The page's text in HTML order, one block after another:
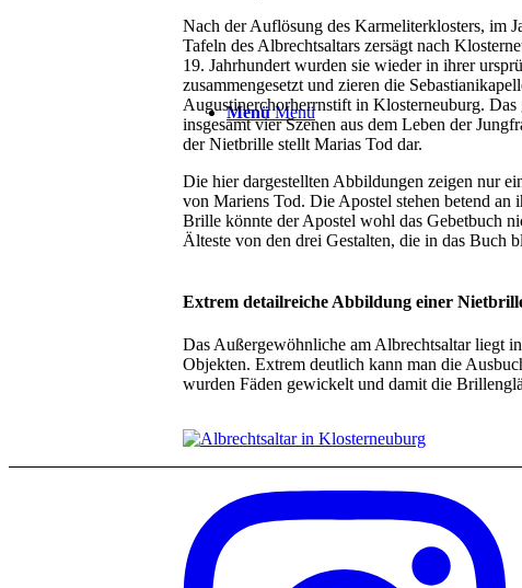
Menü Menü
Nach der Auflösung des Karmeliterklosters, im
Tafeln des Albrechtsaltars zersägt nach
19. Jahrhundert wurden sie wieder in ihrer
zusammengesetzt und zieren die
Augustinerchorherrnstift in Klosterneuburg.
insgesamt vier Szenen aus dem Leben der
der Nietbrille stellt Marias Tod dar.
Die hier dargestellten Abbildungen zeigen nur
von Mariens Tod. Die Apostel stehen betend an
Brille könnte der Apostel wohl das Gebetbuch
Älteste von den drei Gestalten, die in das Buch
Extrem detailreiche Abbildung einer
Das Außergewöhnliche am Albrechtsaltar liegt
Objekten. Extrem deutlich kann man die
wurden Fäden gewickelt und damit die